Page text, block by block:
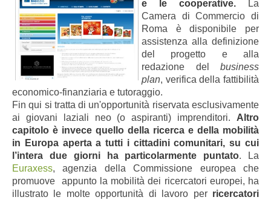
e le cooperative. La
Camera di Commercio di
Roma è disponibile per
assistenza alla definizione
del progetto e alla
redazione del business
plan, verifica della fattibilità
economico-finanziaria e tutoraggio.
Fin qui si tratta di un'opportunità riservata esclusivamente
ai giovani laziali neo (o aspiranti) imprenditori. Altro
capitolo è invece quello della ricerca e della mobilità
in Europa aperta a tutti i cittadini comunitari, su cui
l’intera due giorni ha particolarmente puntato. La
Euraxess, agenzia della Commissione europea che
promuove appunto la mobilità dei ricercatori europei, ha
illustrato le molte opportunità di lavoro per ricercatori